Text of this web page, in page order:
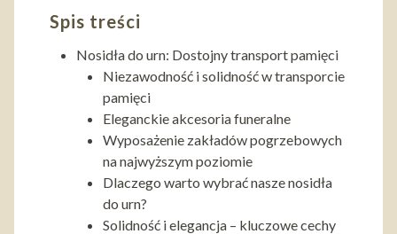
Spis treści
Nosidła do urn: Dostojny transport pamięci
Niezawodność i solidność w transporcie
pamięci
Eleganckie akcesoria funeralne
Wyposażenie zakładów pogrzebowych
na najwyższym poziomie
Dlaczego warto wybrać nasze nosidła
do urn?
Solidność i elegancja – kluczowe cechy